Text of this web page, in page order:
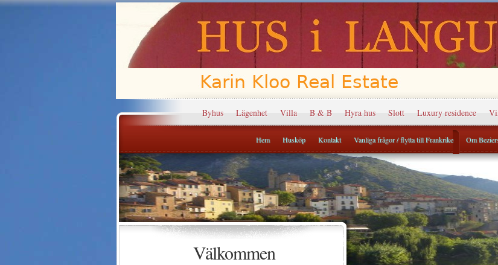
Byhus Lägenhet Villa B & B Hyra hus Slott Luxury residence
Hem Husköp Kontakt Vanliga frågor / flytta till Frankrike Om
Välkommen